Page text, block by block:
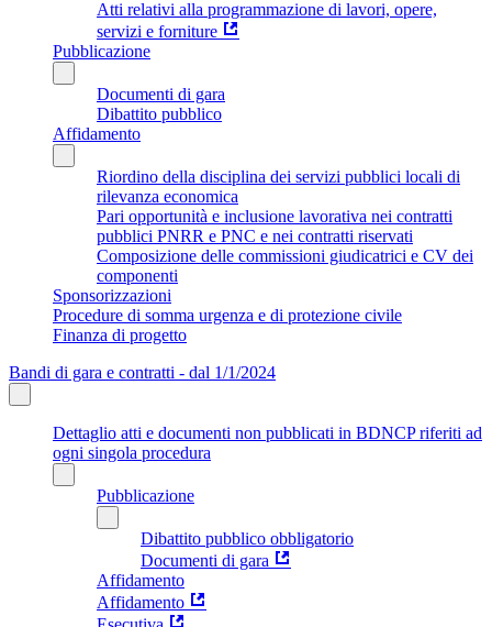
Atti relativi alla programmazione di lavori, opere,
servizi e forniture
Pubblicazione
Documenti di gara
Dibattito pubblico
Affidamento
Riordino della disciplina dei servizi pubblici locali di
rilevanza economica
Pari opportunità e inclusione lavorativa nei contratti
pubblici PNRR e PNC e nei contratti riservati
Composizione delle commissioni giudicatrici e CV dei
componenti
Sponsorizzazioni
Procedure di somma urgenza e di protezione civile
Finanza di progetto
Bandi di gara e contratti - dal 1/1/2024
Dettaglio atti e documenti non pubblicati in BDNCP riferiti ad
ogni singola procedura
Pubblicazione
Dibattito pubblico obbligatorio
Documenti di gara
Affidamento
Affidamento